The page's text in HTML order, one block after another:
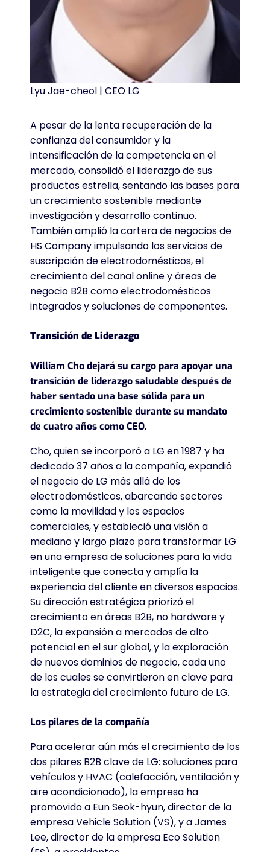
Lyu Jae-cheol | CEO LG
A pesar de la lenta recuperación de la
confianza del consumidor y la
intensificación de la competencia en el
mercado, consolidó el liderazgo de sus
productos estrella, sentando las bases para
un crecimiento sostenible mediante
investigación y desarrollo continuo.
También amplió la cartera de negocios de
HS Company impulsando los servicios de
suscripción de electrodomésticos, el
crecimiento del canal online y áreas de
negocio B2B como electrodomésticos
integrados y soluciones de componentes.
Transición de Liderazgo
William Cho dejará su cargo para apoyar una
transición de liderazgo saludable después de
haber sentado una base sólida para un
crecimiento sostenible durante su mandato
de cuatro años como CEO.
Cho, quien se incorporó a LG en 1987 y ha
dedicado 37 años a la compañía, expandió
el negocio de LG más allá de los
electrodomésticos, abarcando sectores
como la movilidad y los espacios
comerciales, y estableció una visión a
mediano y largo plazo para transformar LG
en una empresa de soluciones para la vida
inteligente que conecta y amplía la
experiencia del cliente en diversos espacios.
Su dirección estratégica priorizó el
crecimiento en áreas B2B, no hardware y
D2C, la expansión a mercados de alto
potencial en el sur global, y la exploración
de nuevos dominios de negocio, cada uno
de los cuales se convirtieron en clave para
la estrategia del crecimiento futuro de LG.
Los pilares de la compañía
Para acelerar aún más el crecimiento de los
dos pilares B2B clave de LG: soluciones para
vehículos y HVAC (calefacción, ventilación y
aire acondicionado), la empresa ha
promovido a Eun Seok-hyun, director de la
empresa Vehicle Solution (VS), y a James
Lee, director de la empresa Eco Solution